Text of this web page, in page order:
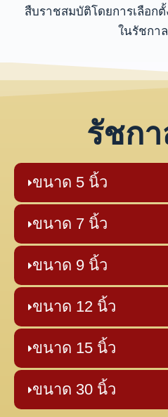
สืบราชสมบัติโดยการเลือก
ในรัชกา
รัชก
ขนาด 5 นิ้ว
ขนาด 7 นิ้ว
ขนาด 9 นิ้ว
ขนาด 12 นิ้ว
ขนาด 15 นิ้ว
ขนาด 30 นิ้ว